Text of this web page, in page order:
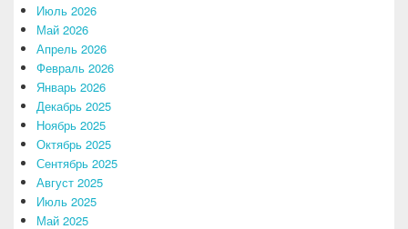
Июль 2026
Май 2026
Апрель 2026
Февраль 2026
Январь 2026
Декабрь 2025
Ноябрь 2025
Октябрь 2025
Сентябрь 2025
Август 2025
Июль 2025
Май 2025